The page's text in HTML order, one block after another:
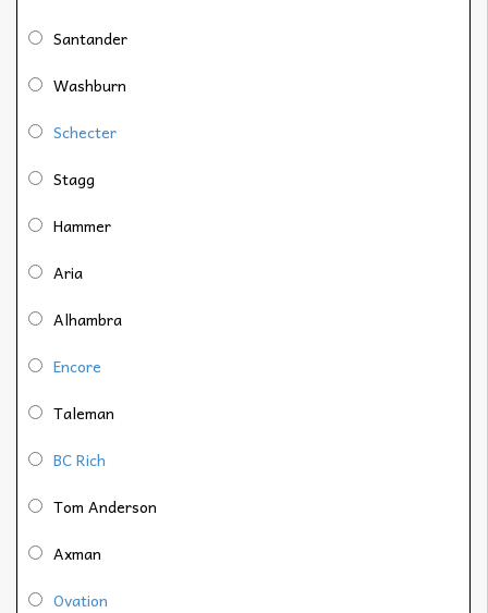
Santander
Washburn
Schecter
Stagg
Hammer
Aria
Alhambra
Encore
Taleman
BC Rich
Tom Anderson
Axman
Ovation